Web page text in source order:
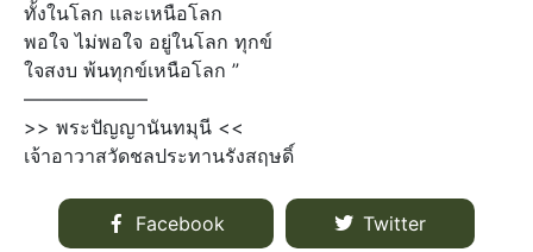
ทั้งในโลก และเหนือโลก
พอใจ ไม่พอใจ อยู่ในโลก ทุกข์
ใจสงบ พ้นทุกข์เหนือโลก ”
——————–
>> พระปัญญานันทมุนี <<
เจ้าอาวาสวัดชลประทานรังสฤษดิ์
Facebook Twitter